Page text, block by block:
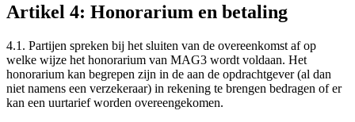
Artikel 4: Honorarium en betaling
4.1. Partijen spreken bij het sluiten van de overeenkomst af op
welke wijze het honorarium van MAG3 wordt voldaan. Het
honorarium kan begrepen zijn in de aan de opdrachtgever (al dan
niet namens een verzekeraar) in rekening te brengen bedragen of er
kan een uurtarief worden overeengekomen.